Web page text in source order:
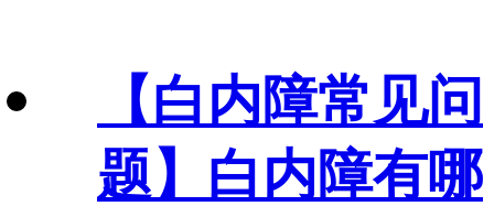
【白内障常见问
题】 白内障有哪